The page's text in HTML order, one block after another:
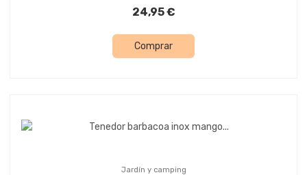
24,95 €
Comprar
Jardín y camping